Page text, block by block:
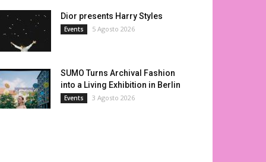
Dior presents Harry Styles
Events 5 Agosto 2026
SUMO Turns Archival Fashion
into a Living Exhibition in Berlin
Events 3 Agosto 2026